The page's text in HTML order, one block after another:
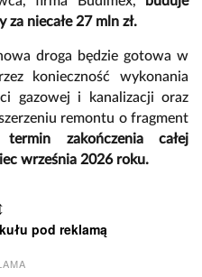
niecałe 27 mln zł.
droga będzie gotowa w
konieczność wykonania
gazowej i kanalizacji oraz
remontu o fragment
termin zakończenia całej
września 2026 roku.
pod reklamą